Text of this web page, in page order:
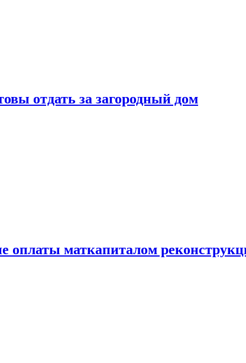
отдать за загородный дом
оплаты маткапиталом